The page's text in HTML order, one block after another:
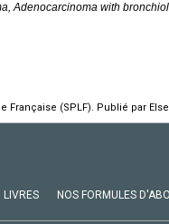
Adenocarcinoma with
(SPLF). Publié par
LIVRES NOS FORMULES